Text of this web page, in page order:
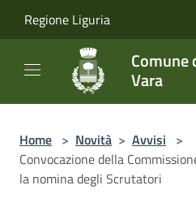
Regione Liguria
Comune
Vara
Home > Novità > Avvisi >
Convocazione della
la nomina degli Scrutatori